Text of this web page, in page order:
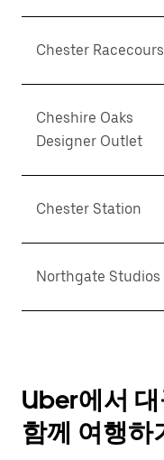
Chester
Cheshire Oaks
Designer Outlet
Chester Station
Northgate Studios
Uber에서
함께 여행하